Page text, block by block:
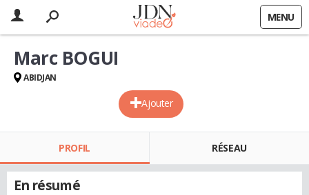
MENU
Ajouter
Marc BOGUI
ABIDJAN
PROFIL RÉSEAU
En résumé